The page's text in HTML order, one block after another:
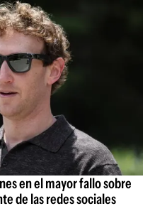
en el mayor fallo sobre
de las redes sociales